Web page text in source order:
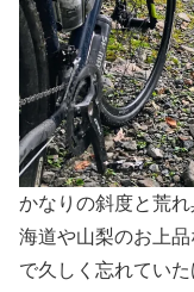
かなりの斜度と荒
海道や山梨のお上
で久しく忘れてい